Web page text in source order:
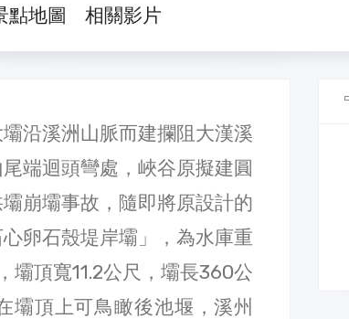
點地圖 相關影片
沿溪洲山脈而建攔阻大漢溪
端迴頭彎處，峽谷原擬建圓
崩壩事故，隨即將原設計的
卵石殼堤岸壩」，為水庫重
壩頂寬11.2公尺，壩長360公
壩頂上可鳥瞰後池堰，溪州